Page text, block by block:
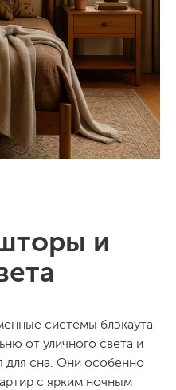
и
системы блэкаута
от уличного света и
для сна. Они особенно
с ярким ночным